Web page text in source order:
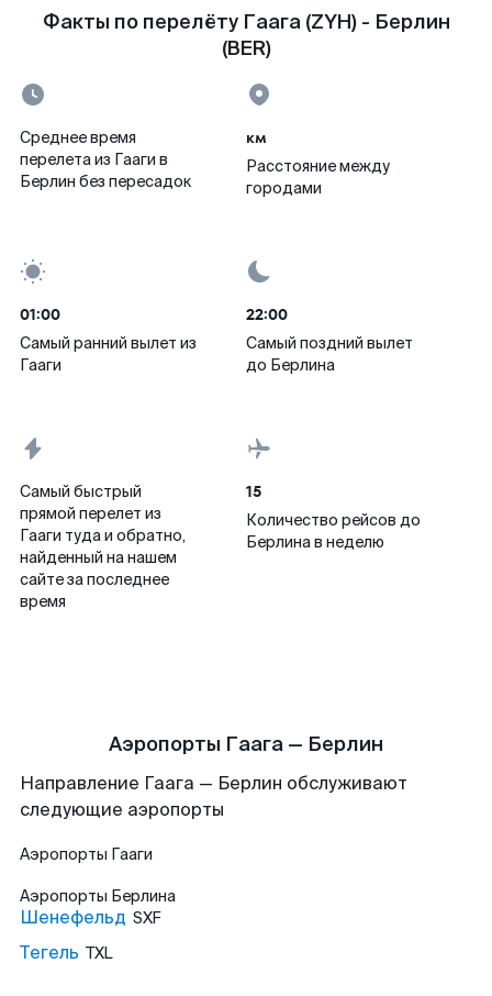
Факты по перелёту Гаага (ZYH) - Берлин
(BER)
Среднее время
перелета из Гааги в
Берлин без пересадок
км
Расстояние между
городами
01:00
Самый ранний вылет из
Гааги
22:00
Самый поздний вылет
до Берлина
Самый быстрый
прямой перелет из
Гааги туда и обратно,
найденный на нашем
сайте за последнее
время
15
Количество рейсов до
Берлина в неделю
Аэропорты Гаага — Берлин
Направление Гаага — Берлин обслуживают
следующие аэропорты
Аэропорты Гааги
Аэропорты Берлина
Шенефельд SXF
Тегель TXL